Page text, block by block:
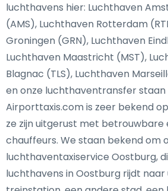
luchthavens hier: Luchthaven
(AMS), Luchthaven Rotterdam
Groningen (GRN), Luchthaven
Luchthaven Maastricht (MST),
Blagnac (TLS), Luchthaven
en onze luchthaventransfer staan
Airporttaxis.com is zeer bekend
ze zijn uitgerust met betrouwbare
chauffeurs. We staan bekend om
luchthaventaxiservice Oostburg,
luchthavens in Oostburg rijdt naar